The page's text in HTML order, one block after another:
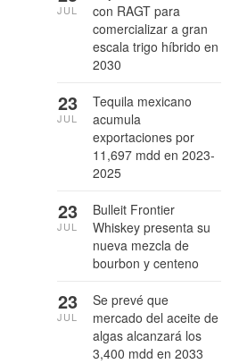
con RAGT para
comercializar a gran
escala trigo híbrido en
2030
JUL
Tequila mexicano
acumula
exportaciones por
11,697 mdd en 2023-
2025
23
JUL
Bulleit Frontier
Whiskey presenta su
nueva mezcla de
bourbon y centeno
23
JUL
Se prevé que
mercado del aceite de
algas alcanzará los
3,400 mdd en 2033
23
JUL